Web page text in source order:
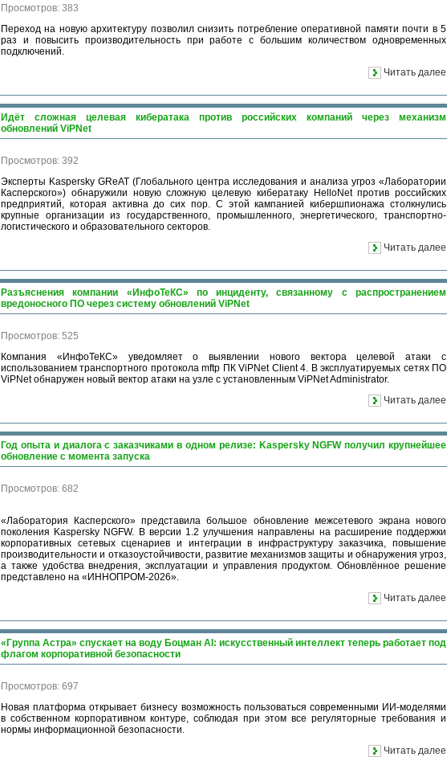
Просмотров: 383
Переход на новую архитектуру позволил снизить потребление оперативной памяти почти в 5
раз и повысить производительность при работе с большим количеством одновременных
подключений.
Читать далее
Идёт сложная целевая кибератака против российских компаний через механизм
обновлений ViPNet
Просмотров: 392
Эксперты Kaspersky GReAT (Глобального центра исследования и анализа угроз «Лаборатории
Касперского») обнаружили новую сложную целевую кибератаку HelloNet против российских
предприятий, которая активна до сих пор. С этой кампанией кибершпионажа столкнулись
крупные организации из государственного, промышленного, энергетического, транспортно-
логистического и образовательного секторов.
Читать далее
Разъяснения компании «ИнфоТеКС» по инциденту, связанному с распространением
вредоносного ПО через систему обновлений ViPNet
Просмотров: 525
Компания «ИнфоТеКС» уведомляет о выявлении нового вектора целевой атаки с
использованием транспортного протокола mftp ПК ViPNet Client 4. В эксплуатируемых сетях ПО
ViPNet обнаружен новый вектор атаки на узле с установленным ViPNet Administrator.
Читать далее
Год опыта и диалога с заказчиками в одном релизе: Kaspersky NGFW получил крупнейшее
обновление с момента запуска
Просмотров: 682
«Лаборатория Касперского» представила большое обновление межсетевого экрана нового
поколения Kaspersky NGFW. В версии 1.2 улучшения направлены на расширение поддержки
корпоративных сетевых сценариев и интеграции в инфраструктуру заказчика, повышение
производительности и отказоустойчивости, развитие механизмов защиты и обнаружения угроз,
а также удобства внедрения, эксплуатации и управления продуктом. Обновлённое решение
представлено на «ИННОПРОМ-2026».
Читать далее
«Группа Астра» спускает на воду Боцман AI: искусственный интеллект теперь работает под
флагом корпоративной безопасности
Просмотров: 697
Новая платформа открывает бизнесу возможность пользоваться современными ИИ-моделями
в собственном корпоративном контуре, соблюдая при этом все регуляторные требования и
нормы информационной безопасности.
Читать далее